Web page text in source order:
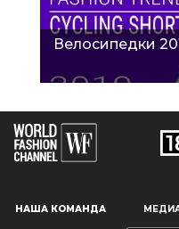
Наш сайт использует
Велосипедки
НАША КОМАНДА